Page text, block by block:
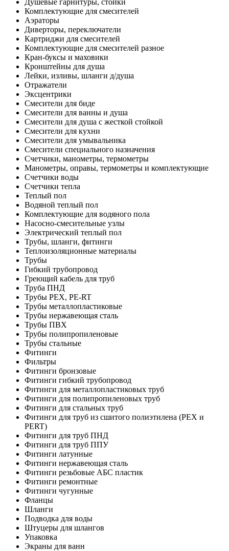
Душевые гарнитуры, стойки
Комплектующие для смесителей
Аэраторы
Диверторы, переключатели
Картриджи для смесителей
Комплектующие для смесителей разное
Кран-буксы и маховики
Кронштейны для душа
Лейки, изливы, шланги д/душа
Отражатели
Эксцентрики
Смесители для биде
Смесители для ванны и душа
Смесители для душа с жесткой стойкой
Смесители для кухни
Смесители для умывальника
Смесители специального назначения
Счетчики, манометры, термометры
Манометры, оправы, термометры и комплектующие
Счетчики воды
Счетчики тепла
Теплый пол
Водяной теплый пол
Комплектующие для водяного пола
Насосно-смесительные узлы
Электрический теплый пол
Трубы, шланги, фитинги
Теплоизоляционные материалы
Трубы
Гибкий трубопровод
Греющий кабель для труб
Труба ПНД
Трубы PEX, PE-RT
Трубы металлопластиковые
Трубы нержавеющая сталь
Трубы ПВХ
Трубы полипропиленовые
Трубы стальные
Фитинги
Фильтры
Фитинги бронзовые
Фитинги гибкий трубопровод
Фитинги для металлопластиковых труб
Фитинги для полипропиленовых труб
Фитинги для стальных труб
Фитинги для труб из сшитого полиэтилена (PEX и
PERT)
Фитинги для труб ПНД
Фитинги для труб ППУ
Фитинги латунные
Фитинги нержавеющая сталь
Фитинги резьбовые АБС пластик
Фитинги ремонтные
Фитинги чугунные
Фланцы
Шланги
Подводка для воды
Штуцеры для шлангов
Упаковка
Экраны для ванн